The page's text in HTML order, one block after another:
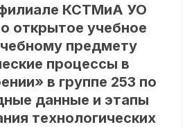
филиале КСТМиА УО
открытое учебное
предмету
процессы в
в группе 253 по
данные и этапы
технологических